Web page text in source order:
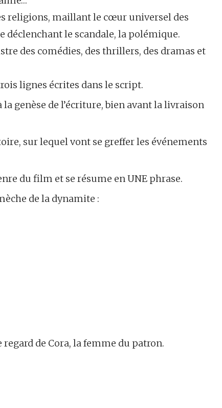
religions, maillant le cœur universel des
le scandale, la polémique.
des comédies, des thrillers, des dramas et
lignes écrites dans le script.
genèse de l’écriture, bien avant la livraison
sur lequel vont se greffer les événements
du film et se résume en UNE phrase.
de la dynamite :
de Cora, la femme du patron.